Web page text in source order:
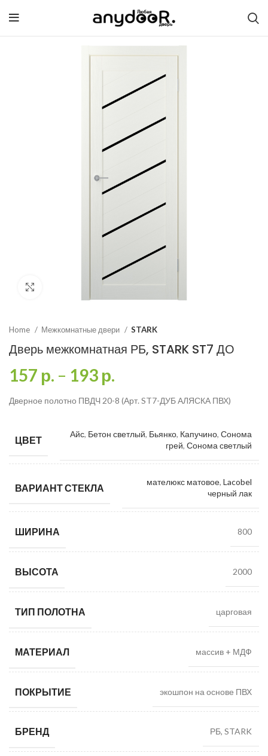
Home Межкомнатные двери STARK
Дверь межкомнатная РБ, STARK ST7 ДО
157 р. – 193р.
Дверное полотно ПВДЧ 20-8 (Арт. ST7-ДУБ АЛЯСКА ПВХ)
ЦВЕТ Айс, Бетон светлый, Бьянко, Капучино, Сонома
грей, Сонома светлый
ВАРИАНТ СТЕКЛА мателюкс матовое, Lacobel
черный лак
ШИРИНА 800
ВЫСОТА 2000
ТИП ПОЛОТНА царговая
МАТЕРИАЛ массив + МДФ
ПОКРЫТИЕ экошпон на основе ПВХ
БРЕНД РБ, STARK